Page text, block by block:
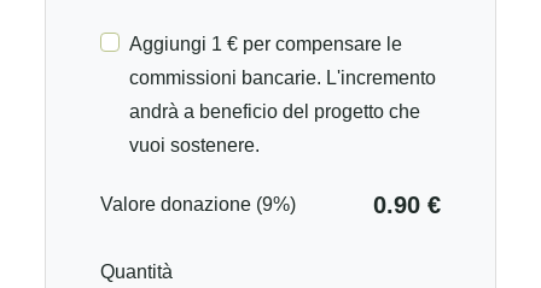
Aggiungi 1 € per compensare le
commissioni bancarie. L'incremento
andrà a beneficio del progetto che
vuoi sostenere.
Valore donazione (9%) 0.90 €
Quantità